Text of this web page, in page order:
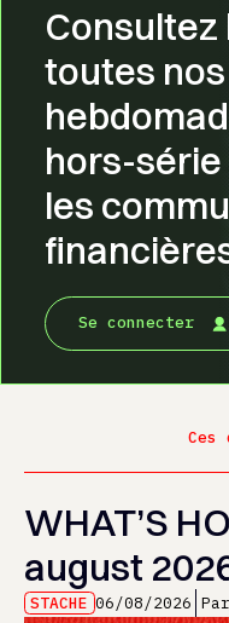
toutes
hors-
les
Se connecter
Ces
WHAT’S
august
STACHE 06/08/2026 Par